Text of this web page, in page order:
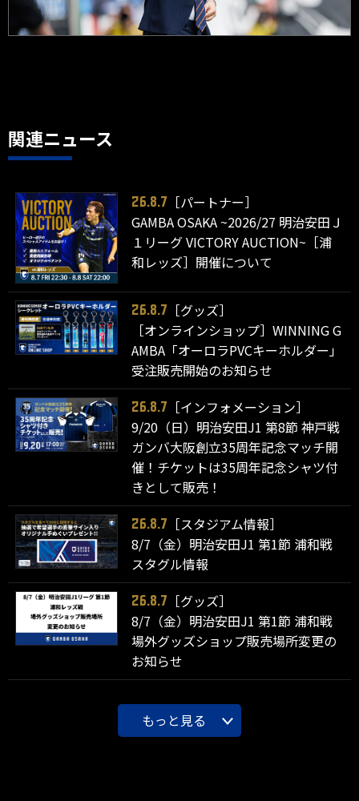
関連ニュース
26.8.7
［パートナー］
GAMBA OSAKA ~2026/27 明治安田Ｊ
１リーグ VICTORY AUCTION~［浦
和レッズ］開催について
26.8.7
［グッズ］
［オンラインショップ］WINNING G
AMBA「オーロラPVCキーホルダー」
受注販売開始のお知らせ
26.8.7
［インフォメーション］
9/20（日）明治安田J1 第8節 神戸戦
ガンバ大阪創立35周年記念マッチ開
催！チケットは35周年記念シャツ付
きとして販売！
26.8.7
［スタジアム情報］
8/7（金）明治安田J1 第1節 浦和戦
スタグル情報
26.8.7
［グッズ］
8/7（金）明治安田J1 第1節 浦和戦
場外グッズショップ販売場所変更の
お知らせ
もっと見る